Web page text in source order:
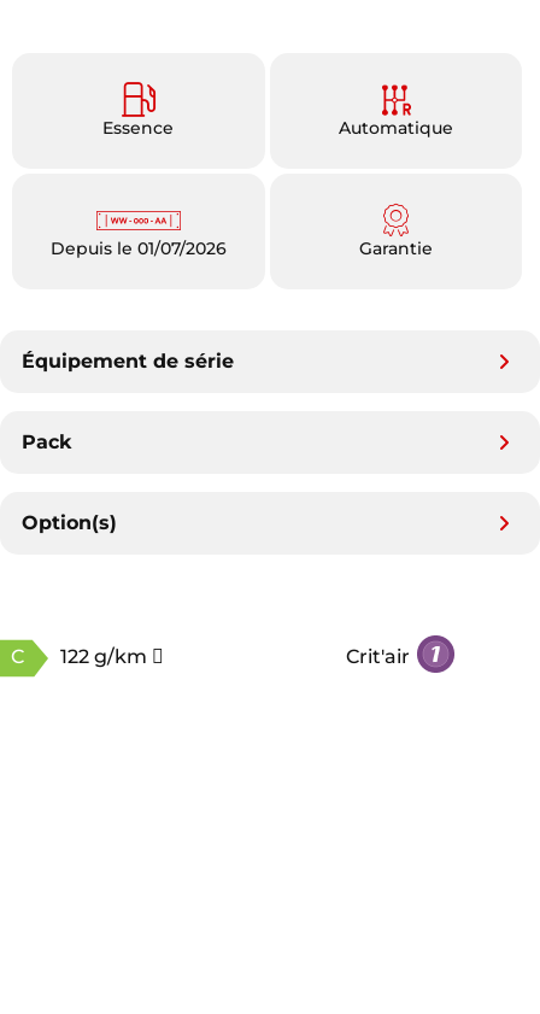
Essence Automatique
Depuis le 01/07/2026 Garantie
Équipement de série
Pack
Option(s)
C 122 g/km Crit'air